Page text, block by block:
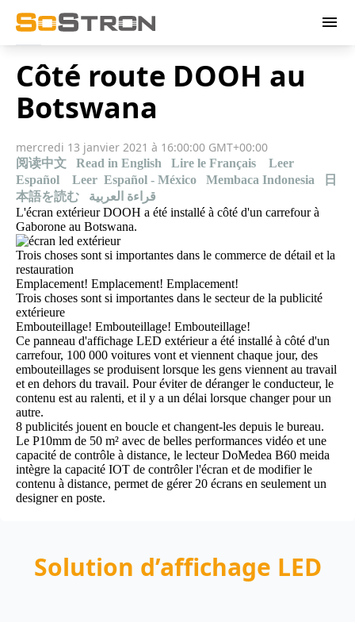
menu
Côté route DOOH au
Botswana
mercredi 13 janvier 2021 à 16:00:00 GMT+00:00
阅读中文 Read in English Lire le Français
Leer
Español
Leer Español - México Membaca Indonesia
日
本語を読む
قراءة العربية
L'écran extérieurDOOH a été installé à côté d'un carrefour à
Gaborone au Botswana.
Trois choses sont si importantes dans le commerce de détail et la
restauration
Emplacement! Emplacement! Emplacement!
Trois choses sont si importantes dans le secteur de la publicité
extérieure
Embouteillage! Embouteillage! Embouteillage!
Ce panneau d'affichage LED extérieur a été installé à côté d'un
carrefour, 100 000 voitures vont et viennent chaque jour, des
embouteillages se produisent lorsque les gens viennent au travail
et en dehors du travail. Pour éviter de déranger le conducteur, le
contenu est au ralenti, et il y a un délai lorsque changer pour un
autre.
8 publicités jouent en boucle et changent-les depuis le bureau.
Le P10mm de 50 m² avec de belles performances vidéo et une
capacité de contrôle à distance, le lecteur DoMedea B60 meida
intègre la capacité IOT de contrôler l'écran et de modifier le
contenu à distance, permet de gérer 20 écrans en seulement un
designer en poste.
Solution d’affichage LED